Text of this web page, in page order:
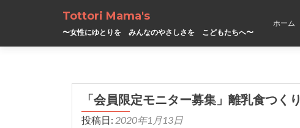
Tottori Mama's
〜女性にゆとりを みんなのやさしさを こどもたちへ〜
ホーム
「会員限定モニター募集」離乳食つくり
投稿日: 2020年1月13日